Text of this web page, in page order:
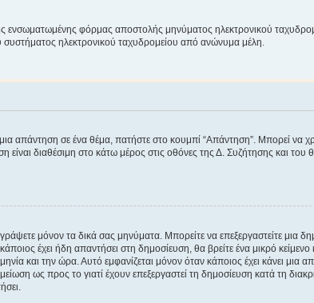
ενσωματωμένης φόρμας αποστολής μηνύματος ηλεκτρονικού
συστήματος ηλεκτρονικού ταχυδρομείου από ανώνυμα μέλη.
απάντηση σε ένα θέμα, πατήστε στο κουμπί “Απάντηση”. Μπορεί να
διαθέσιμη στο κάτω μέρος στις οθόνες της Δ. Συζήτησης και
μόνον τα δικά σας μηνύματα. Μπορείτε να επεξεργαστείτε μια
έχει ήδη απαντήσει στη δημοσίευση, θα βρείτε ένα μικρό
και την ώρα. Αυτό εμφανίζεται μόνον όταν κάποιος έχει κάνει μια
ως προς το γιατί έχουν επεξεργαστεί τη δημοσίευση κατά τη